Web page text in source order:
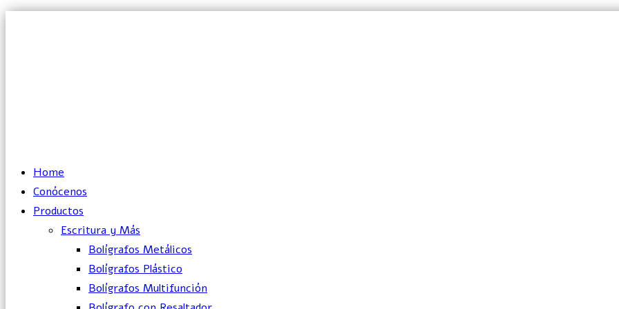
Home
Conócenos
Productos
Escritura y Más
Bolígrafos Metálicos
Bolígrafos Plástico
Bolígrafos Multifunción